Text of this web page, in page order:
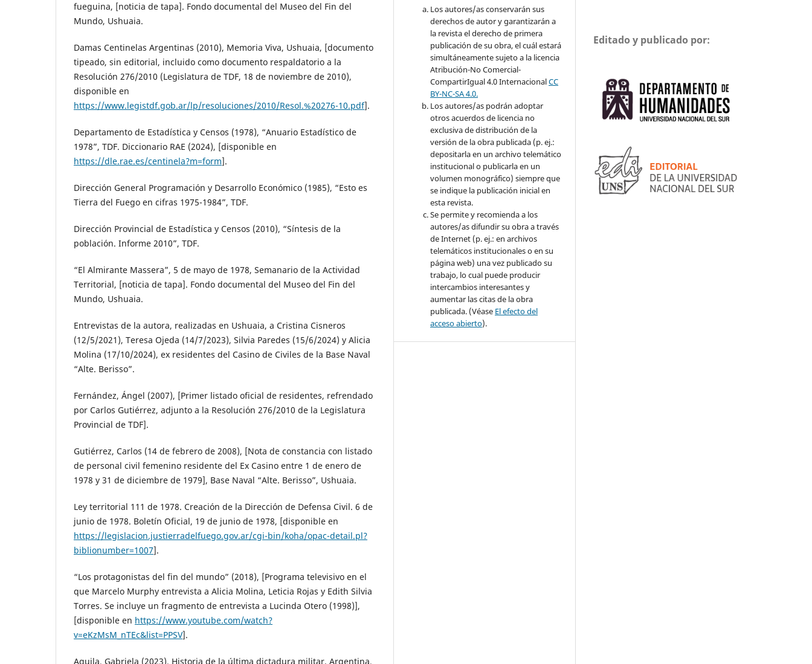
fueguina, [noticia de tapa]. Fondo documental del Museo del Fin del
Mundo, Ushuaia.
Damas Centinelas Argentinas (2010), Memoria Viva, Ushuaia, [documento
tipeado, sin editorial, incluido como documento respaldatorio a la
Resolución 276/2010 (Legislatura de TDF, 18 de noviembre de 2010),
disponible en
https://www.legistdf.gob.ar/lp/resoluciones/2010/Resol.%20276-10.pdf].
Departamento de Estadística y Censos (1978), “Anuario Estadístico de
1978”, TDF. Diccionario RAE (2024), [disponible en
https://dle.rae.es/centinela?m=form].
Dirección General Programación y Desarrollo Económico (1985), “Esto es
Tierra del Fuego en cifras 1975-1984”, TDF.
Dirección Provincial de Estadística y Censos (2010), “Síntesis de la
población. Informe 2010”, TDF.
“El Almirante Massera”, 5 de mayo de 1978, Semanario de la Actividad
Territorial, [noticia de tapa]. Fondo documental del Museo del Fin del
Mundo, Ushuaia.
Entrevistas de la autora, realizadas en Ushuaia, a Cristina Cisneros
(12/5/2021), Teresa Ojeda (14/7/2023), Silvia Paredes (15/6/2024) y Alicia
Molina (17/10/2024), ex residentes del Casino de Civiles de la Base Naval
“Alte. Berisso”.
Fernández, Ángel (2007), [Primer listado oficial de residentes, refrendado
por Carlos Gutiérrez, adjunto a la Resolución 276/2010 de la Legislatura
Provincial de TDF].
Gutiérrez, Carlos (14 de febrero de 2008), [Nota de constancia con listado
de personal civil femenino residente del Ex Casino entre 1 de enero de
1978 y 31 de diciembre de 1979], Base Naval “Alte. Berisso”, Ushuaia.
Ley territorial 111 de 1978. Creación de la Dirección de Defensa Civil. 6 de
junio de 1978. Boletín Oficial, 19 de junio de 1978, [disponible en
https://legislacion.justierradelfuego.gov.ar/cgi-bin/koha/opac-detail.pl?
biblionumber=1007].
“Los protagonistas del fin del mundo” (2018), [Programa televisivo en el
que Marcelo Murphy entrevista a Alicia Molina, Leticia Rojas y Edith Silvia
Torres. Se incluye un fragmento de entrevista a Lucinda Otero (1998)],
[disponible en https://www.youtube.com/watch?
v=eKzMsM_nTEc&list=PPSV].
Aguila, Gabriela (2023), Historia de la última dictadura militar. Argentina,
Los autores/as conservarán sus
derechos de autor y garantizarán a
la revista el derecho de primera
publicación de su obra, el cuál estará
simultáneamente sujeto a la licencia
Atribución-No Comercial-
CompartirIgual 4.0 InternacionalCC
BY-NC-SA 4.0.
Los autores/as podrán adoptar
otros acuerdos de licencia no
exclusiva de distribución de la
versión de la obra publicada (p. ej.:
depositarla en un archivo telemático
institucional o publicarla en un
volumen monográfico) siempre que
se indique la publicación inicial en
esta revista.
Se permite y recomienda a los
autores/as difundir su obra a través
de Internet (p. ej.: en archivos
telemáticos institucionales o en su
página web) una vez publicado su
trabajo, lo cual puede producir
intercambios interesantes y
aumentar las citas de la obra
publicada. (Véase El efecto del
acceso abierto).
Editado y publicado por: